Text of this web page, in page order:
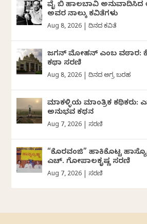
ವೈ ಬಿ ಹಾಲಬಾವಿ ಅನುವಾದಿಸಿದ
ಅವರ ನಾಲ್ಕು ಕವಿತೆಗಳು
Aug 8, 2026 |ದಿನದ ಕವಿತೆ
ಜಗನ್‌ ಮೋಹನ್‌ ಎಂಬ ವಠಾರ:
ಕಥಾ ಸರಣಿ
Aug 8, 2026 |ದಿನದ ಅಗ್ರ ಬರಹ
ಮಾಕಳ್ಳಿಯ ಮಾಂತ್ರಿಕ ಕಥಿಕರು:
ಅನುಭವ ಕಥನ
Aug 7, 2026 ಸರಣಿ
“ಕೊರವಂಜಿ” ಹಾಕಿಕೊಟ್ಟ
ಎಚ್. ಗೋಪಾಲಕೃಷ್ಣ ಸರಣಿ
Aug 7, 2026 ಸರಣಿ